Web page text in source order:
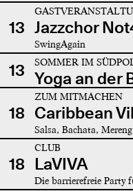
13 Jazzchor
SwingAgain
13 SOMMER IM
Yoga an der
18
ZUM MITMACHEN
Caribbean
Salsa, Bachata,
18
CLUB
LaVIVA
Die barrierefreie Party